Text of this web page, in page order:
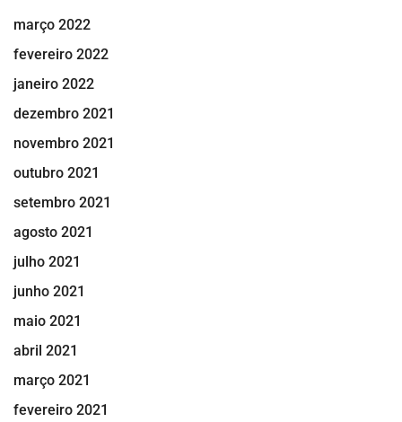
março 2022
fevereiro 2022
janeiro 2022
dezembro 2021
novembro 2021
outubro 2021
setembro 2021
agosto 2021
julho 2021
junho 2021
maio 2021
abril 2021
março 2021
fevereiro 2021